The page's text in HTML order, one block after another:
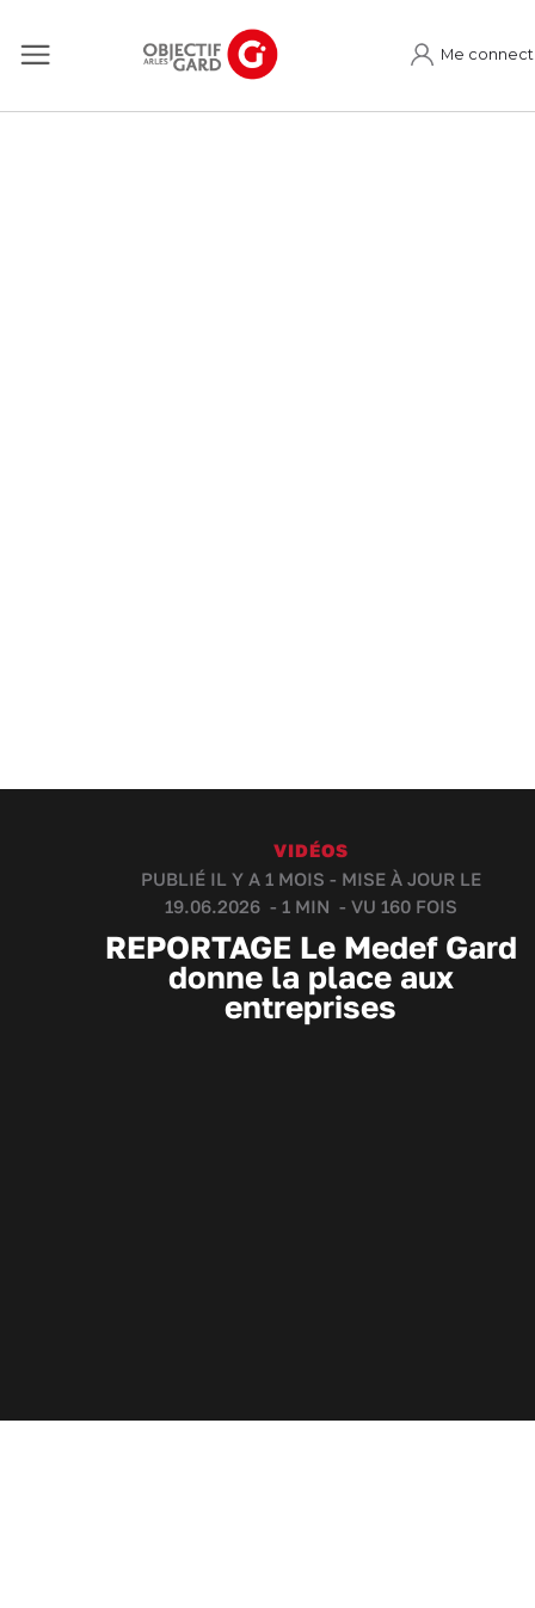
Me
VIDÉOS
PUBLIÉ IL Y A 1 MOIS - MISE À JOUR LE
19.06.2026 - 1 MIN - VU 160 FOIS
REPORTAGE Le Medef Gard
donne la place aux
entreprises